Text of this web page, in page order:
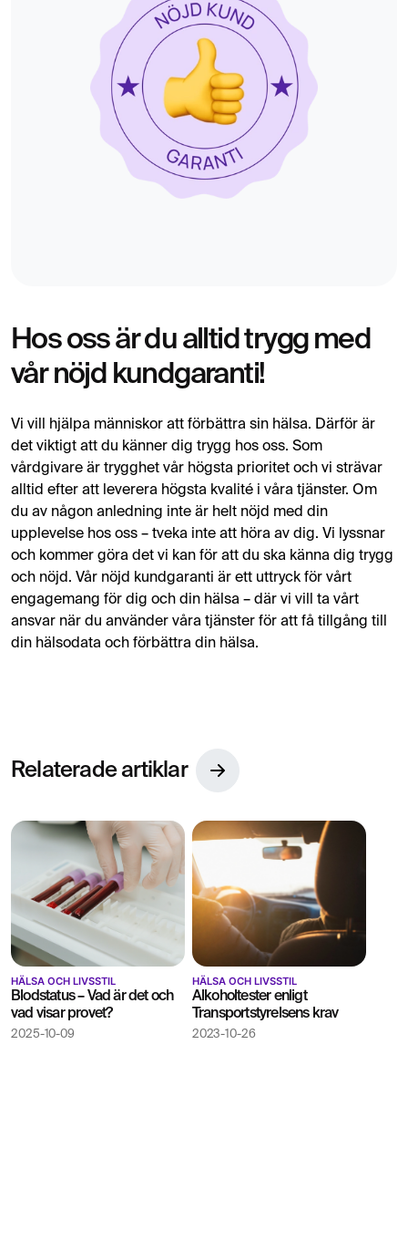
Hos oss är du alltid trygg med
vår nöjd kundgaranti!
Vi vill hjälpa människor att förbättra sin hälsa. Därför är
det viktigt att du känner dig trygg hos oss. Som
vårdgivare är trygghet vår högsta prioritet och vi strävar
alltid efter att leverera högsta kvalité i våra tjänster. Om
du av någon anledning inte är helt nöjd med din
upplevelse hos oss – tveka inte att höra av dig. Vi lyssnar
och kommer göra det vi kan för att du ska känna dig trygg
och nöjd. Vår nöjd kundgaranti är ett uttryck för vårt
engagemang för dig och din hälsa – där vi vill ta vårt
ansvar när du använder våra tjänster för att få tillgång till
din hälsodata och förbättra din hälsa.
Relaterade artiklar
HÄLSA OCH LIVSSTIL
Blodstatus – Vad är det och
vad visar provet?
2025-10-09
HÄLSA OCH LIVSSTIL
Alkoholtester enligt
Transportstyrelsens krav
2023-10-26